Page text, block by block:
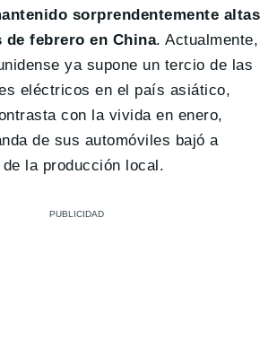
sorprendentemente altas
de febrero en China. Actualmente,
ya supone un tercio de las
eléctricos en el país asiático,
con la vivida en enero,
de sus automóviles bajó a
la producción local.